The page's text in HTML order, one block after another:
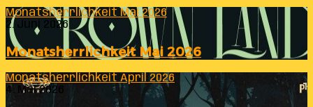
Monatsherrlichkeit Mai 2026
2. Juni 2026
Monatsherrlichkeit Mai 2026
Monatsherrlichkeit April 2026
4. Mai 2026